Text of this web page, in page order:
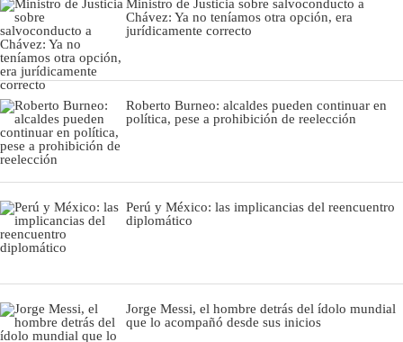
Ministro de Justicia sobre salvoconducto a
Chávez: Ya no teníamos otra opción, era
jurídicamente correcto
Roberto Burneo: alcaldes pueden continuar en
política, pese a prohibición de reelección
Perú y México: las implicancias del reencuentro
diplomático
Jorge Messi, el hombre detrás del ídolo mundial
que lo acompañó desde sus inicios